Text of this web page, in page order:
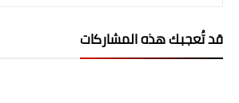
قد تُعجبك هذه المشاركات